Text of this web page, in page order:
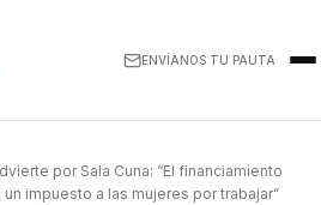
ENVÍANOS TU PAUTA
por Sala Cuna: “El financiamiento
impuesto a las mujeres por trabajar”